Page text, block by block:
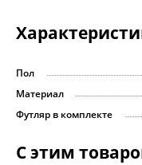
Пол
Материал
Футляр в комплекте
С этим